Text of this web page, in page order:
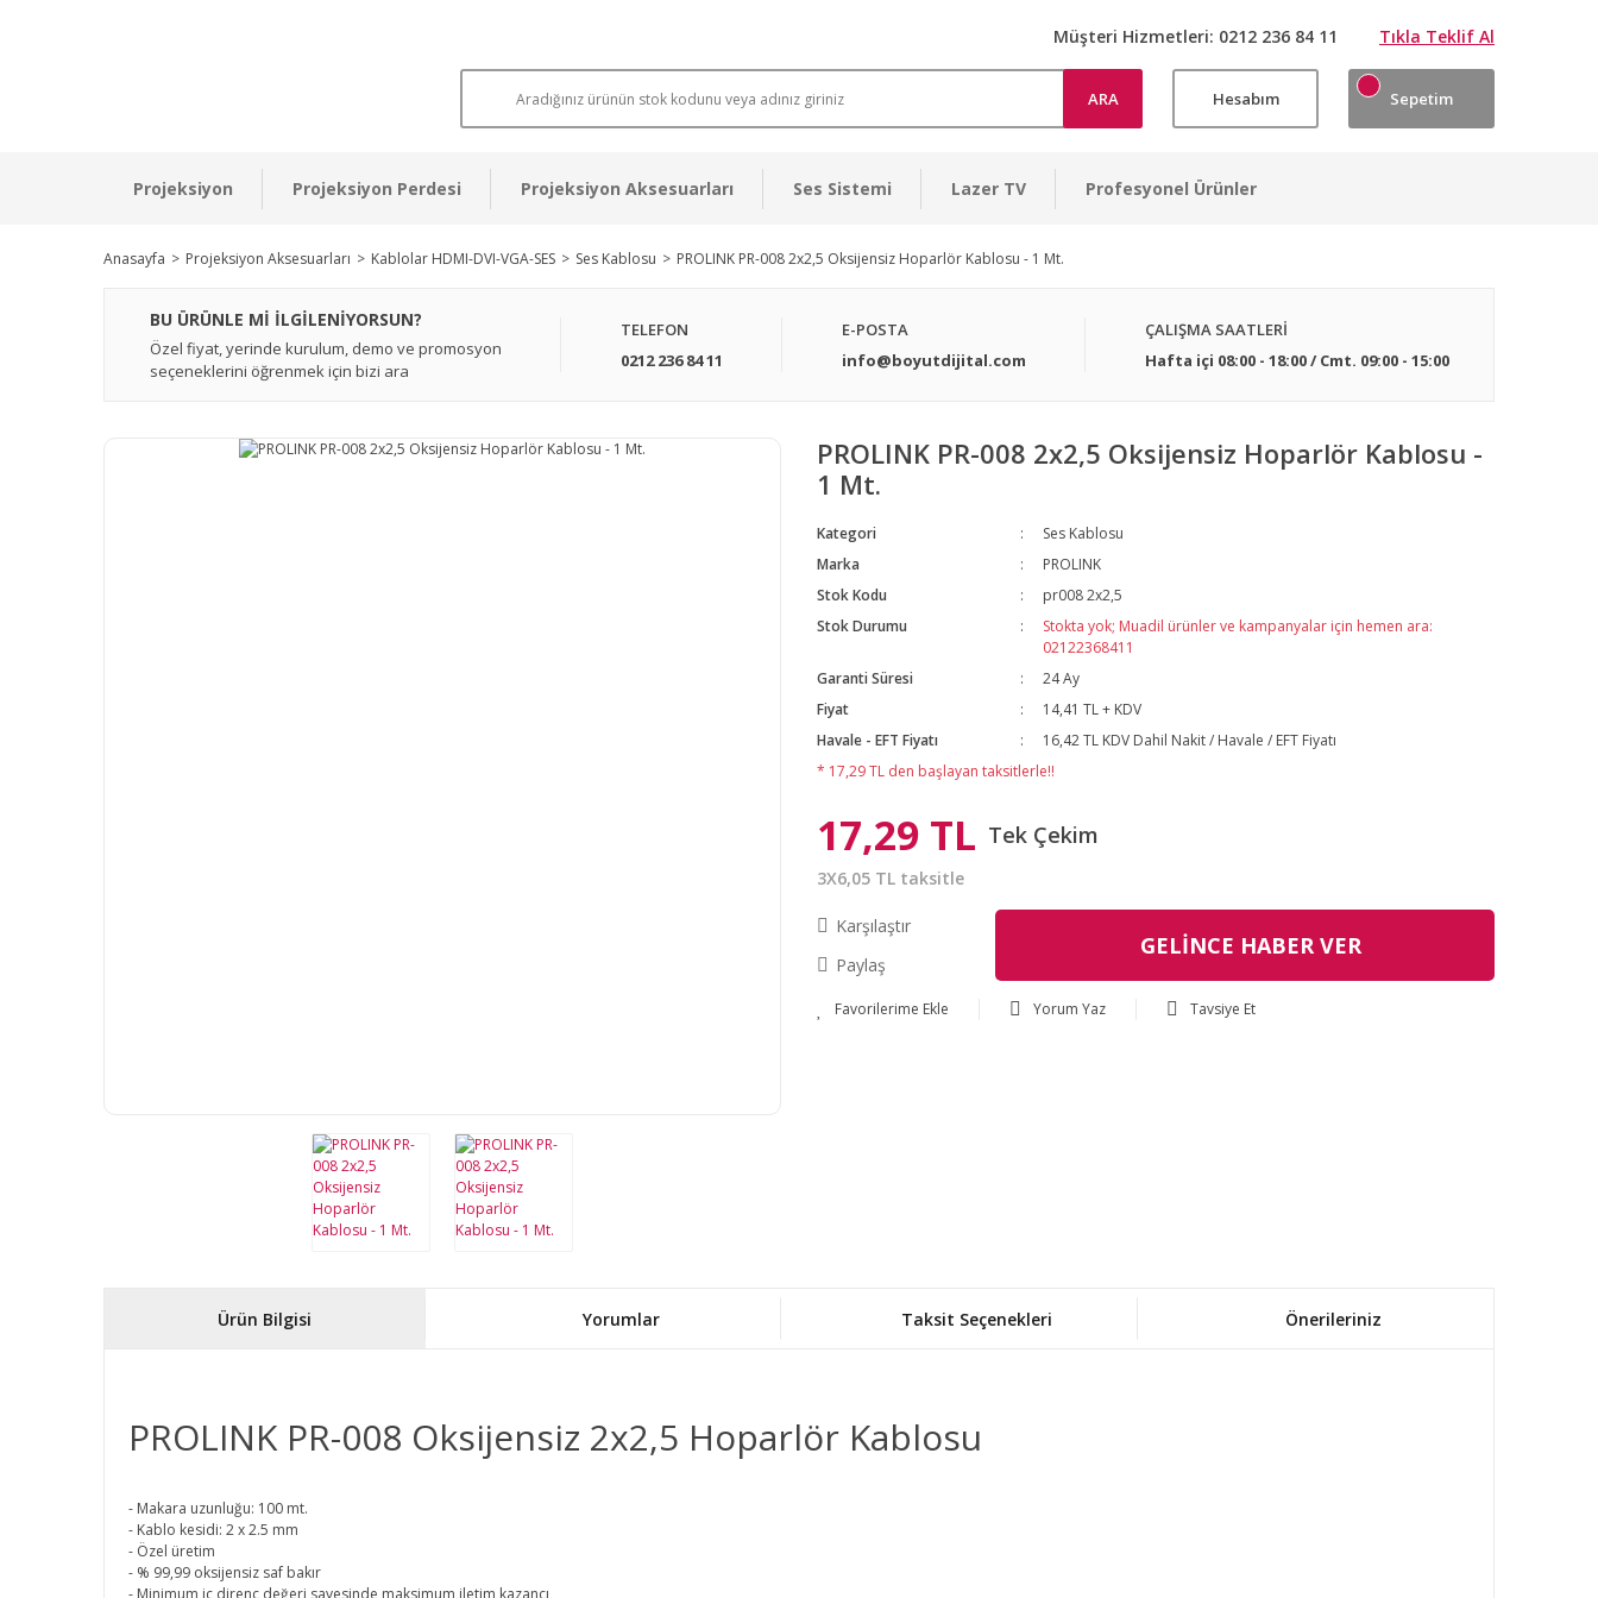
Müşteri Hizmetleri: 0212 236 84 11 Tıkla Teklif Al
ARA Hesabım Sepetim
Projeksiyon Projeksiyon Perdesi Projeksiyon Aksesuarları Ses Sistemi Lazer TV Profesyonel Ürünler
Anasayfa Projeksiyon Aksesuarları Kablolar HDMI-DVI-VGA-SES Ses Kablosu PROLINK PR-008 2x2,5 Oksijensiz Hoparlör Kablosu - 1 Mt.
BU ÜRÜNLE Mİ İLGİLENİYORSUN?
Özel fiyat, yerinde kurulum, demo ve promosyon
seçeneklerini öğrenmek için bizi ara
TELEFON
0212 236 84 11
E-POSTA
info@boyutdijital.com
ÇALIŞMA SAATLERİ
Hafta içi 08:00 - 18:00 / Cmt. 09:00 - 15:00
PROLINK PR-008 2x2,5 Oksijensiz Hoparlör Kablosu -
1 Mt.
Kategori
Ses Kablosu
Marka
PROLINK
Stok Kodu
pr008 2x2,5
Stok Durumu
Stokta yok; Muadil ürünler ve kampanyalar için hemen ara:
02122368411
Garanti Süresi
24 Ay
Fiyat
14,41 TL + KDV
Havale - EFT Fiyatı
16,42 TL KDV Dahil Nakit / Havale / EFT Fiyatı
* 17,29 TL den başlayan taksitlerle!!
17,29 TL Tek Çekim
3X6,05 TL taksitle
Karşılaştır
Paylaş
GELİNCE HABER VER
Yorum Yaz Tavsiye Et
Ürün Bilgisi Yorumlar Taksit Seçenekleri Önerileriniz
PROLINK PR-008 Oksijensiz 2x2,5 Hoparlör Kablosu
- Makara uzunluğu: 100 mt.
- Kablo kesidi: 2 x 2.5 mm
- Özel üretim
- % 99,99 oksijensiz saf bakır
- Minimum iç direnç değeri sayesinde maksimum iletim kazancı,